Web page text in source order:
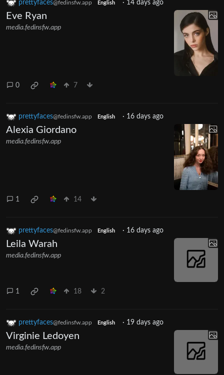
prettyfaces@fedinsfw.app English · 14 days ago
Eve Ryan
media.fedinsfw.app
0 7
prettyfaces@fedinsfw.app English · 16 days ago
Alexia Giordano
media.fedinsfw.app
1 14
prettyfaces@fedinsfw.app English · 16 days ago
Leila Warah
media.fedinsfw.app
1 18 2
prettyfaces@fedinsfw.app English · 19 days ago
Virginie Ledoyen
media.fedinsfw.app